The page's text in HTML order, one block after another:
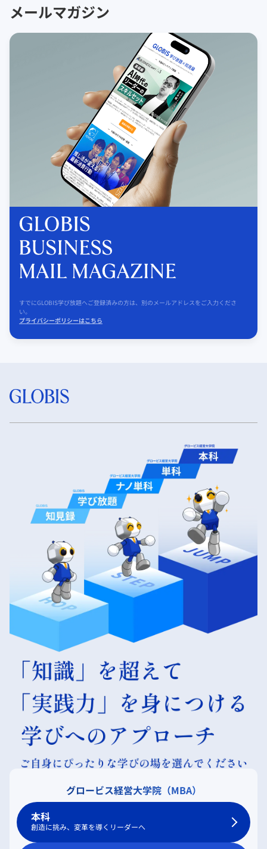
メールマガジン
すでにGLOBIS学び放題へご登録済みの方は、別のメールアドレスをご入力くださ
い。
プライバシーポリシーはこちら
グロービス経営大学院（MBA）
本科
創造に挑み、変革を導くリーダーへ